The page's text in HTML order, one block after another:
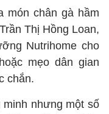
món chân gà hầm
Thị Hồng Loan,
Nutrihome cho
mẹo dân gian
chắn.
nhưng một số